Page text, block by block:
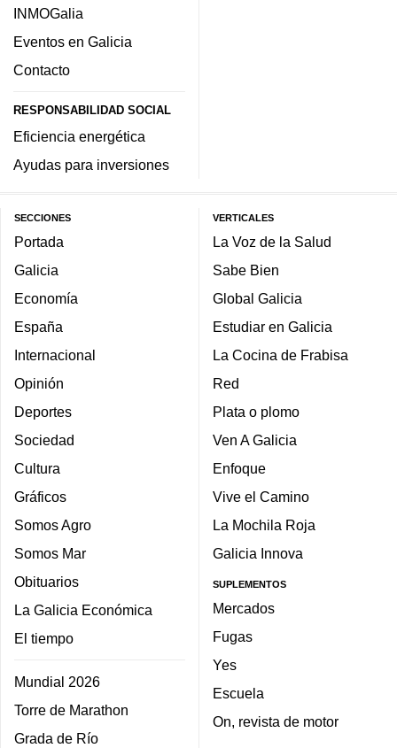
INMOGalia
Eventos en Galicia
Contacto
RESPONSABILIDAD SOCIAL
Eficiencia energética
Ayudas para inversiones
SECCIONES
Portada
Galicia
Economía
España
Internacional
Opinión
Deportes
Sociedad
Cultura
Gráficos
Somos Agro
Somos Mar
Obituarios
La Galicia Económica
El tiempo
Mundial 2026
Torre de Marathon
Grada de Río
VERTICALES
La Voz de la Salud
Sabe Bien
Global Galicia
Estudiar en Galicia
La Cocina de Frabisa
Red
Plata o plomo
Ven A Galicia
Enfoque
Vive el Camino
La Mochila Roja
Galicia Innova
SUPLEMENTOS
Mercados
Fugas
Yes
Escuela
On, revista de motor